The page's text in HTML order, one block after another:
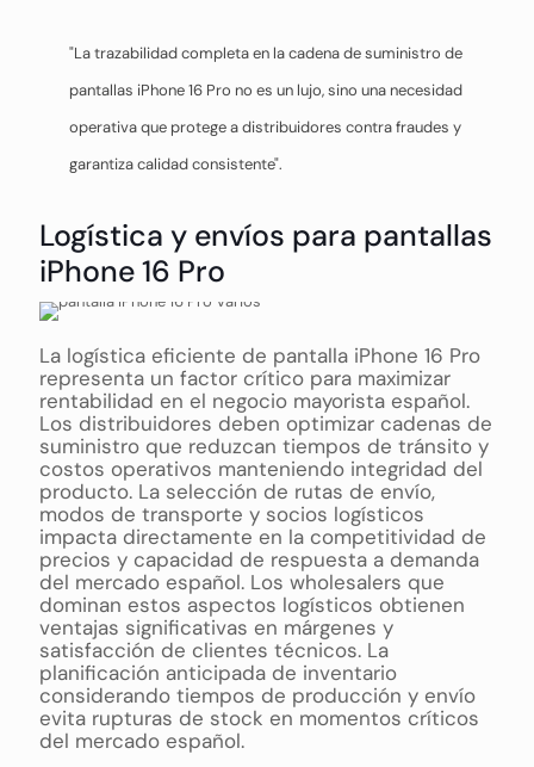
"La trazabilidad completa en la cadena de suministro de
pantallas iPhone 16 Pro no es un lujo, sino una necesidad
operativa que protege a distribuidores contra fraudes y
garantiza calidad consistente".
Logística y envíos para pantallas
iPhone 16 Pro
La logística eficiente de pantalla iPhone 16 Pro
representa un factor crítico para maximizar
rentabilidad en el negocio mayorista español.
Los distribuidores deben optimizar cadenas de
suministro que reduzcan tiempos de tránsito y
costos operativos manteniendo integridad del
producto. La selección de rutas de envío,
modos de transporte y socios logísticos
impacta directamente en la competitividad de
precios y capacidad de respuesta a demanda
del mercado español. Los wholesalers que
dominan estos aspectos logísticos obtienen
ventajas significativas en márgenes y
satisfacción de clientes técnicos. La
planificación anticipada de inventario
considerando tiempos de producción y envío
evita rupturas de stock en momentos críticos
del mercado español.